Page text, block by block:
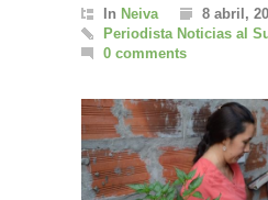
In Neiva
8 abril,
Periodista Noticias al
0 comments